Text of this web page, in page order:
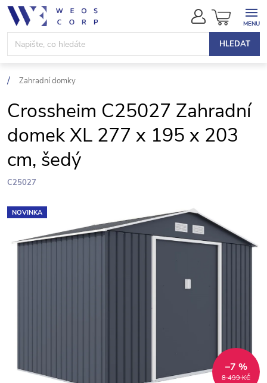
Přejít
obsah
HLEDAT
NÁKUPNÍ
KOŠÍK
Zahradní domky
Crossheim C25027 Zahradní
domek XL 277 x 195 x 203
cm, šedý
C25027
NOVINKA
8 499 KČ
–7 %